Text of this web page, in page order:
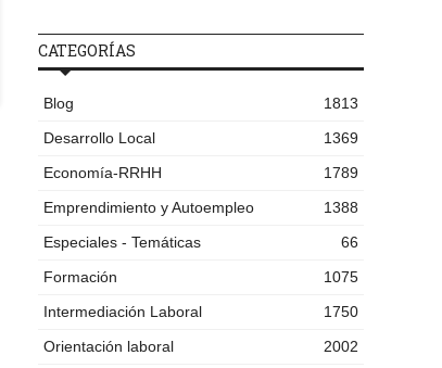
CATEGORÍAS
Blog
1813
Desarrollo Local
1369
Economía-RRHH
1789
Emprendimiento y Autoempleo
1388
Especiales - Temáticas
66
Formación
1075
Intermediación Laboral
1750
Orientación laboral
2002